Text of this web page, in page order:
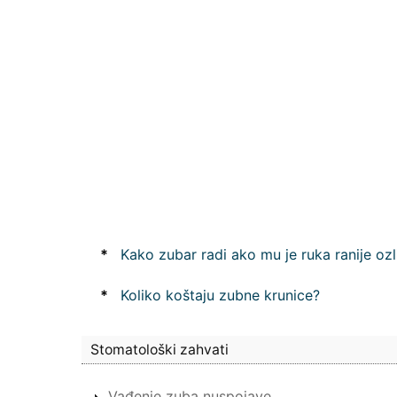
* Kako zubar radi ako mu je ruka ranije
* Koliko koštaju zubne krunice?
Stomatološki zahvati